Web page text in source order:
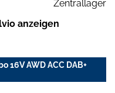
Zentrallager
anzeigen
16V AWD ACC DAB+